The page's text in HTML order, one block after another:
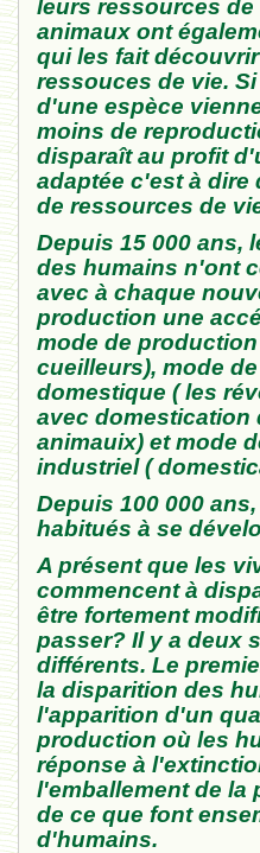
leurs ressources de
animaux ont
qui les fait
ressouces de vie.
d'une espèce
moins de
disparaît au profit
adaptée c'est à dire
de ressources de
Depuis 15 000 ans,
des humains n'ont
avec à chaque
production une
mode de
cueilleurs), mode
domestique ( les
avec domestication
animauix) et mode
industriel (
Depuis 100 000
habitués à se
A présent que les
commencent à
être fortement
passer? Il y a deux
différents. Le
la disparition des
l'apparition d'un
production où les
réponse à
l'emballement de la
de ce que font
d'humains.